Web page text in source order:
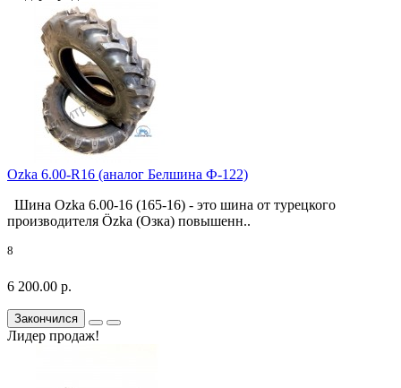
Ozka 6.00-R16 (аналог Белшина Ф-122)
Шина Ozka 6.00-16 (165-16) - это шина от турецкого
производителя Özka (Озка) повышенн..
8
6 200.00 р.
Закончился
Лидер продаж!